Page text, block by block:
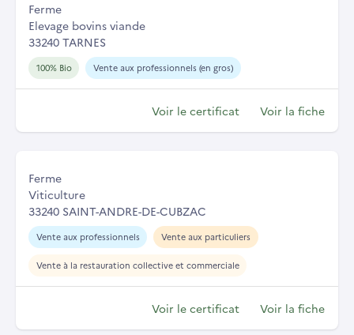
Ferme
Elevage bovins viande
33240 TARNES
100% Bio Vente aux professionnels (en gros)
Voir le certificat Voir la fiche
Ferme
Viticulture
33240 SAINT-ANDRE-DE-CUBZAC
Vente aux professionnels Vente aux particuliers
Vente à la restauration collective et commerciale
Voir le certificat Voir la fiche